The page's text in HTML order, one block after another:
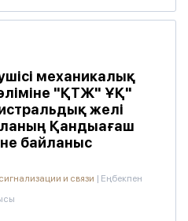
механикалық
"ҚТЖ" ҰҚ"
желі
Қандыағаш
байланыс
и связи | Еңбекпен